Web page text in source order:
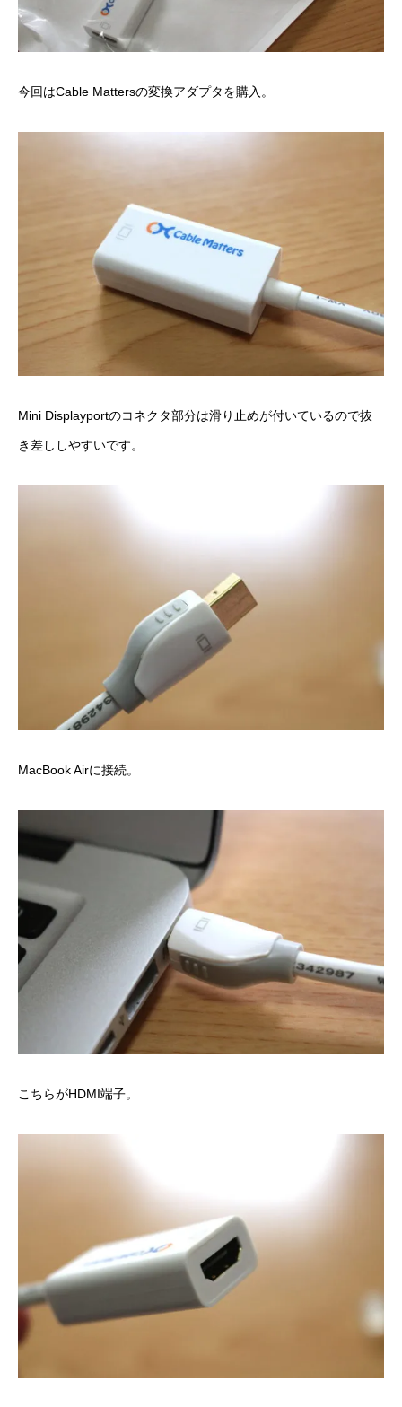
今回はCable Mattersの変換アダプタを購入。
Mini Displayportのコネクタ部分は滑り止めが付いているので抜
き差ししやすいです。
MacBook Airに接続。
こちらがHDMI端子。